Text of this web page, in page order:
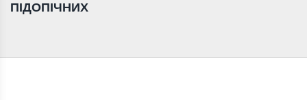
ПІДОПІЧНИХ